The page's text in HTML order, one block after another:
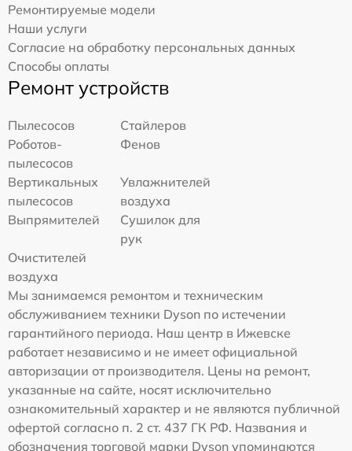
Ремонтируемые модели
Наши услуги
Согласие на обработку персональных данных
Способы оплаты
Ремонт устройств
Пылесосов
Стайлеров
Роботов-
пылесосов
Фенов
Вертикальных
пылесосов
Увлажнителей
воздуха
Выпрямителей
Сушилок для
рук
Очистителей
воздуха
Мы занимаемся ремонтом и техническим
обслуживанием техники Dyson по истечении
гарантийного периода. Наш центр в Ижевске
работает независимо и не имеет официальной
авторизации от производителя. Цены на ремонт,
указанные на сайте, носят исключительно
ознакомительный характер и не являются публичной
офертой согласно п. 2 ст. 437 ГК РФ. Названия и
обозначения торговой марки Dyson упоминаются